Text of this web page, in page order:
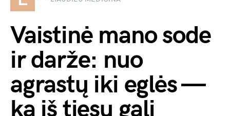
Vaistinė mano sode
ir darže: nuo
agrastų iki eglės —
ką iš tiesų gali